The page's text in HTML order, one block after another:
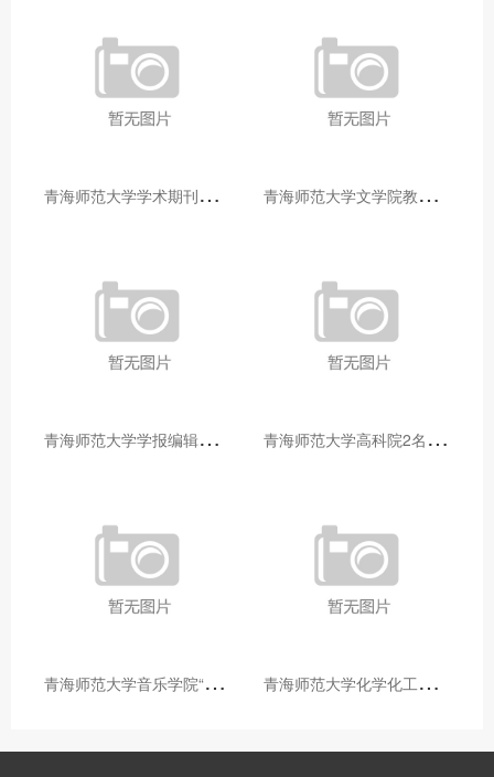
青
海师范大学学术期刊两个专栏入选2025年青海省期刊重点专栏 青
海师范大学文学院教师赴山东省相关高校和学术机构交流学习
青
海师范大学学报编辑部赴大通县城关镇上毛佰胜村开展帮扶慰问活动 青
海师范大学高科院2名专家当选中国科学院院士
青
海师范大学音乐学院“青舞华章”本科舞蹈专业中期汇报圆满落幕 青
海师范大学化学化工学院开展铸牢中华民族共同体意识大讲堂活动